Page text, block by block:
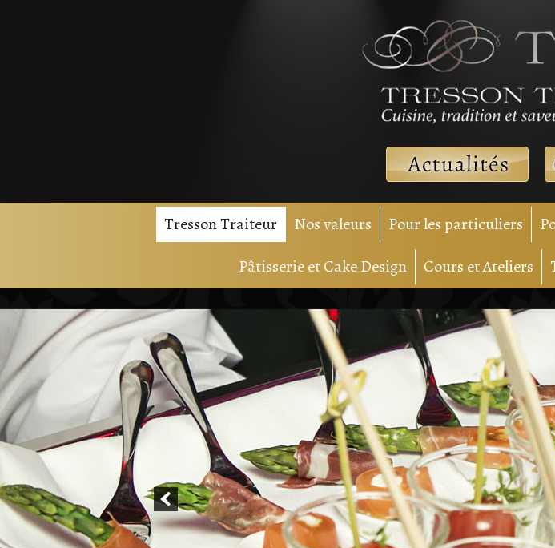
Tresson Traiteur Nos valeurs Pour les particuliers
Pâtisserie et Cake Design
Cours et Ateliers